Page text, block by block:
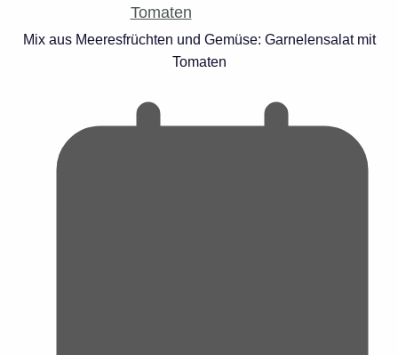
Mix aus Meeresfrüchten und Gemüse: Garnelensalat mit
Tomaten